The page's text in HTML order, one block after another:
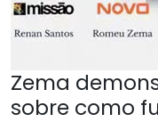
Zema
sobre como